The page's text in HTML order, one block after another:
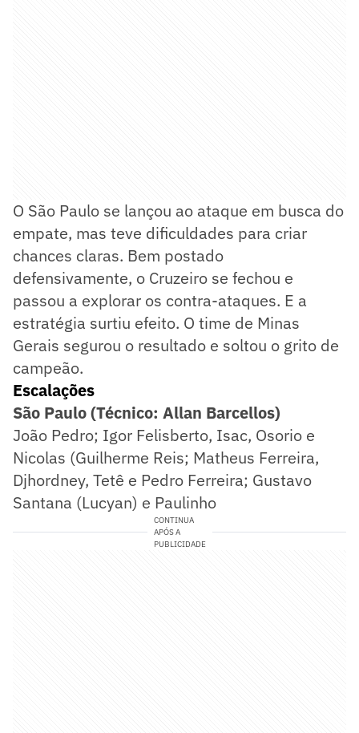
O São Paulo se lançou ao ataque em busca do
empate, mas teve dificuldades para criar
chances claras. Bem postado
defensivamente, o Cruzeiro se fechou e
passou a explorar os contra-ataques. E a
estratégia surtiu efeito. O time de Minas
Gerais segurou o resultado e soltou o grito de
campeão.
Escalações
São Paulo (Técnico: Allan Barcellos)
João Pedro; Igor Felisberto, Isac, Osorio e
Nicolas (Guilherme Reis; Matheus Ferreira,
Djhordney, Tetê e Pedro Ferreira; Gustavo
Santana (Lucyan) e Paulinho
CONTINUA
APÓS A
PUBLICIDADE